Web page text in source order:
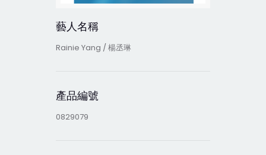
藝人名稱
Rainie Yang / 楊丞琳
產品編號
0829079